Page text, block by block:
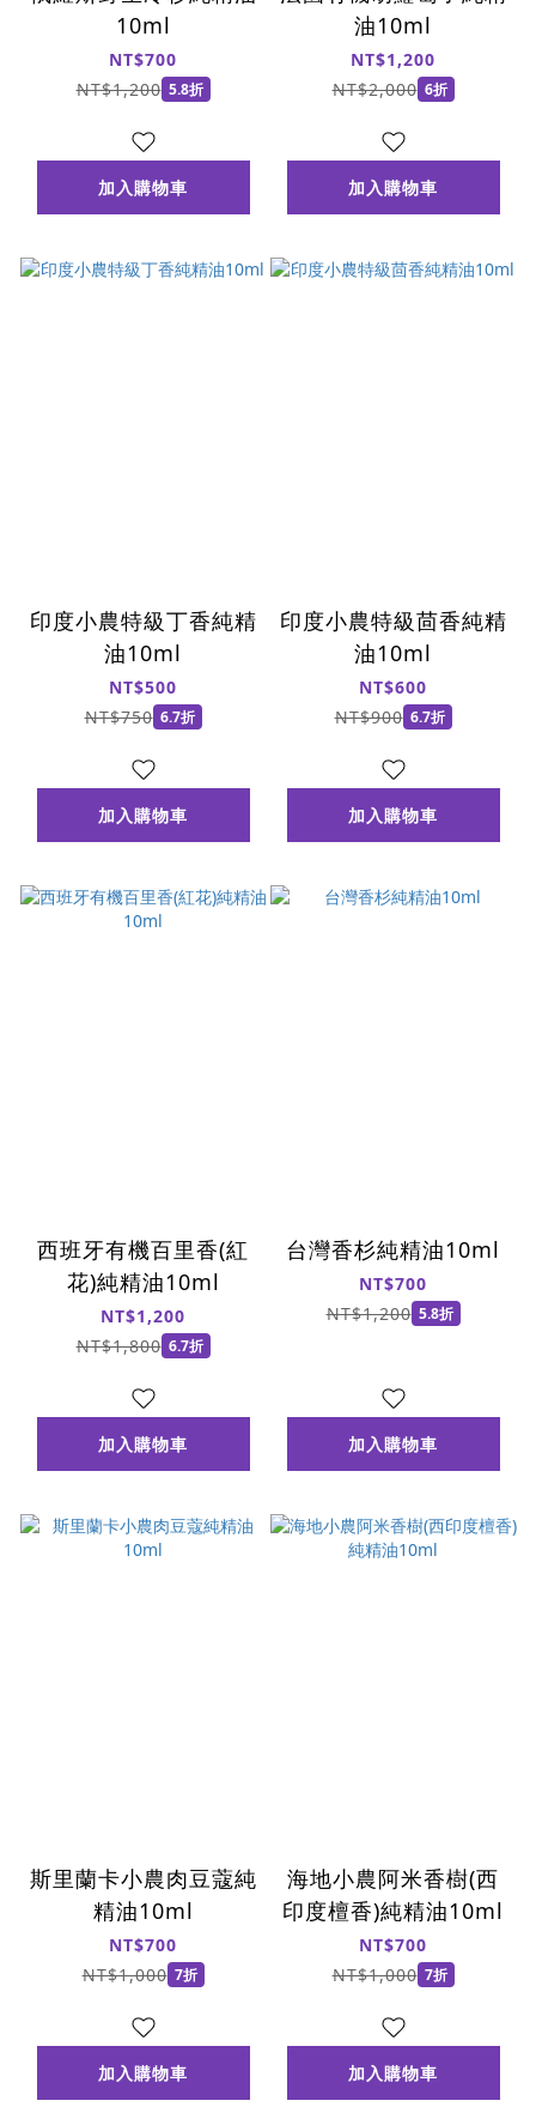
10ml
NT$700
NT$1,200 5.8折
加入購物車
油10ml
NT$1,200
NT$2,000 6折
加入購物車
印度小農特級丁香純精
油10ml
NT$500
NT$750 6.7折
加入購物車
印度小農特級茴香純精
油10ml
NT$600
NT$900 6.7折
加入購物車
西班牙有機百里香(紅
花)純精油10ml
NT$1,200
NT$1,800 6.7折
加入購物車
台灣香杉純精油10ml
NT$700
NT$1,200 5.8折
加入購物車
斯里蘭卡小農肉豆蔻純
精油10ml
NT$700
NT$1,000 7折
加入購物車
海地小農阿米香樹(西
印度檀香)純精油10ml
NT$700
NT$1,000 7折
加入購物車